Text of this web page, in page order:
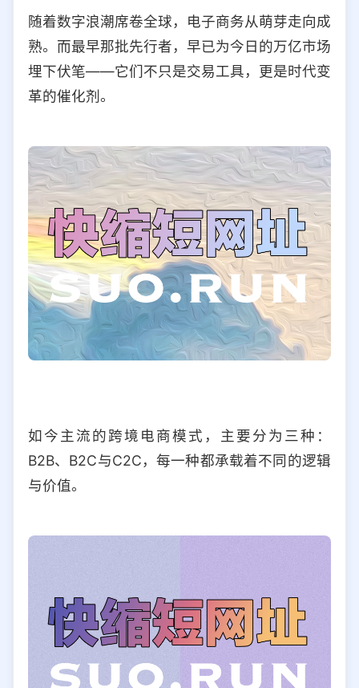
随着数字浪潮席卷全球，电子商务从萌芽走向成
熟。而最早那批先行者，早已为今日的万亿市场
埋下伏笔——它们不只是交易工具，更是时代变
革的催化剂。
如今主流的跨境电商模式，主要分为三种：
B2B、B2C与C2C，每一种都承载着不同的逻辑
与价值。